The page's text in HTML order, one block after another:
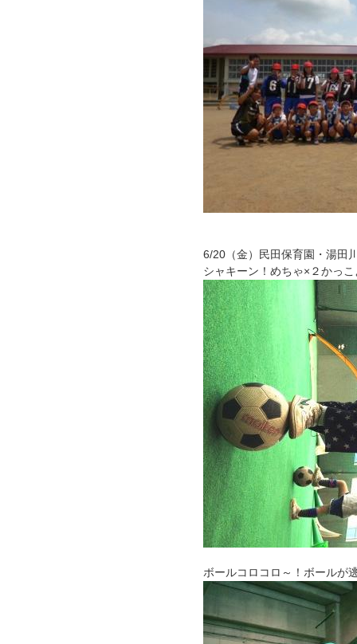
6/20（金）民田保育園・湯田
シャキーン！めちゃ×２かっ
ボールコロコロ～！ボールが